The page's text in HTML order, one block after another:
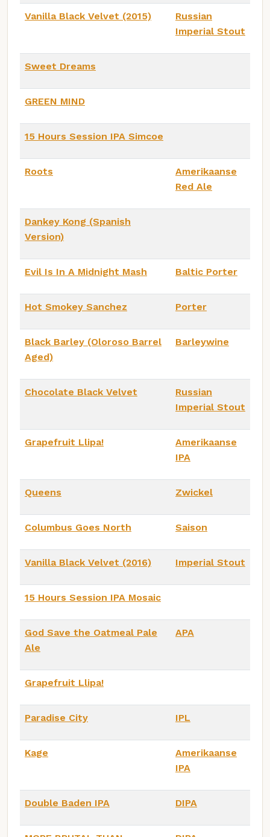
Vanilla Black Velvet (2015)
Russian
Imperial Stout
Sweet Dreams
GREEN MIND
15 Hours Session IPA Simcoe
Roots
Amerikaanse
Red Ale
Dankey Kong (Spanish
Version)
Evil Is In A Midnight Mash Baltic Porter
Hot Smokey Sanchez Porter
Black Barley (Oloroso Barrel
Aged)
Barleywine
Chocolate Black Velvet
Russian
Imperial Stout
Grapefruit Llipa!
Amerikaanse
IPA
Queens Zwickel
Columbus Goes North Saison
Vanilla Black Velvet (2016) Imperial Stout
15 Hours Session IPA Mosaic
God Save the Oatmeal Pale
Ale
APA
Grapefruit Llipa!
Paradise City IPL
Kage
Amerikaanse
IPA
Double Baden IPA DIPA